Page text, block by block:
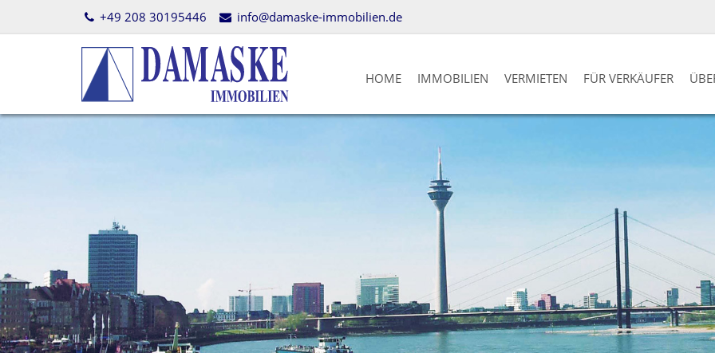
+49 208 30195446 info@damaske-immobilien.de
HOME IMMOBILIEN VERMIETEN FÜR VERKÄUFER